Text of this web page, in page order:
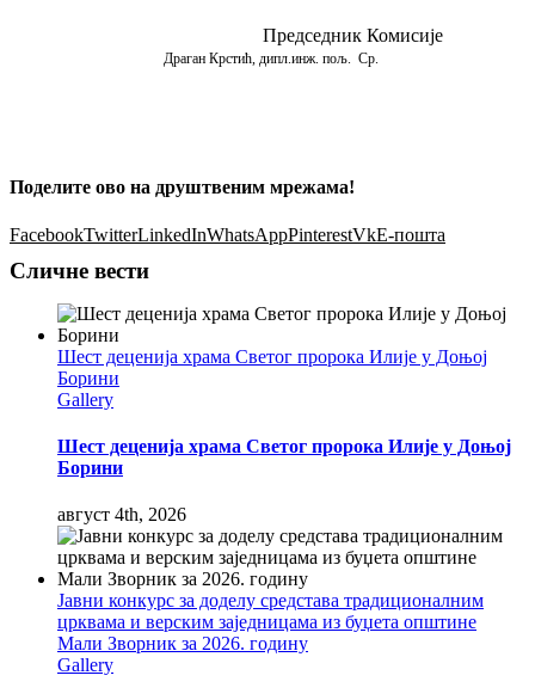
Председник Комисије
Драган Крстић, дипл.инж. пољ. Ср.
Поделите ово на друштвеним мрежама!
FacebookTwitterLinkedInWhatsAppPinterestVkЕ-пошта
Сличне вести
Шест деценија храма Светог пророка Илије у Доњој
Борини
Gallery
Шест деценија храма Светог пророка Илије у Доњој
Борини
август 4th, 2026
Јавни конкурс за доделу средстава традиционалним
црквама и верским заједницама из буџета општине
Мали Зворник за 2026. годину
Gallery